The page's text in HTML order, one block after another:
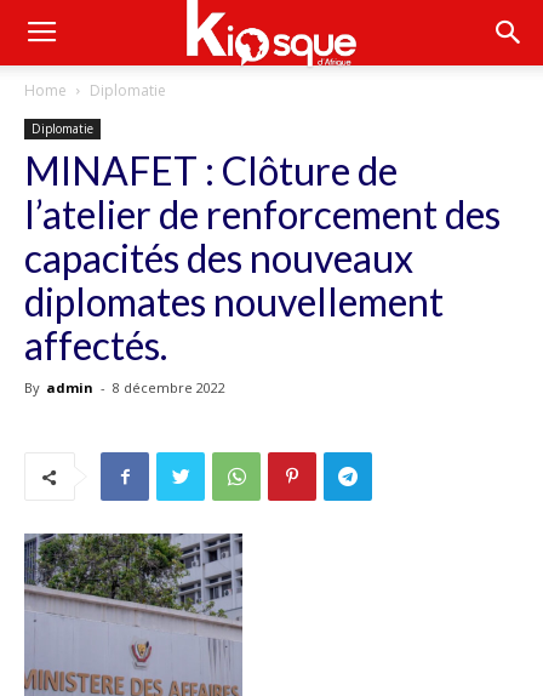
Home Diplomatie
Diplomatie
MINAFET : Clôture de
l’atelier de renforcement des
capacités des nouveaux
diplomates nouvellement
affectés.
By admin - 8 décembre 2022